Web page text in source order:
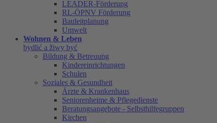
LEADER-Förderung
RL-ÖPNV Förderung
Bauleitplanung
Umwelt
Wohnen & Leben
bydlić a žiwy być
Bildung & Betreuung
Kindereinrichtungen
Schulen
Soziales & Gesundheit
Ärzte & Krankenhaus
Seniorenheime & Pflegedienste
Beratungsangebote - Selbsthilfegruppen
Kirchen